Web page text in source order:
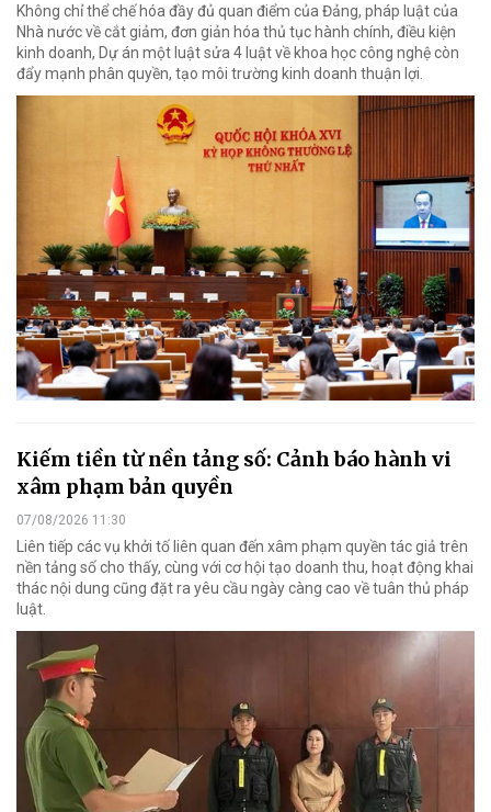
Không chỉ thể chế hóa đầy đủ quan điểm của Đảng, pháp luật của
Nhà nước về cắt giảm, đơn giản hóa thủ tục hành chính, điều kiện
kinh doanh, Dự án một luật sửa 4 luật về khoa học công nghệ còn
đẩy mạnh phân quyền, tạo môi trường kinh doanh thuận lợi.
Kiếm tiền từ nền tảng số: Cảnh báo hành vi
xâm phạm bản quyền
07/08/2026 11:30
Liên tiếp các vụ khởi tố liên quan đến xâm phạm quyền tác giả trên
nền tảng số cho thấy, cùng với cơ hội tạo doanh thu, hoạt động khai
thác nội dung cũng đặt ra yêu cầu ngày càng cao về tuân thủ pháp
luật.